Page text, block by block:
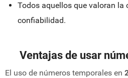
Todos aquellos que valoran la
confiabilidad.
Ventajas de usar
El uso de números temporales en